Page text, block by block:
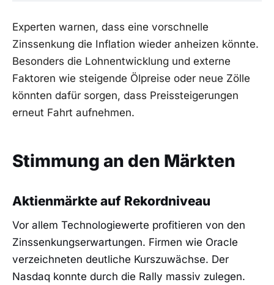
Experten warnen, dass eine vorschnelle
Zinssenkung die Inflation wieder anheizen könnte.
Besonders die Lohnentwicklung und externe
Faktoren wie steigende Ölpreise oder neue Zölle
könnten dafür sorgen, dass Preissteigerungen
erneut Fahrt aufnehmen.
Stimmung an den Märkten
Aktienmärkte auf Rekordniveau
Vor allem Technologiewerte profitieren von den
Zinssenkungserwartungen. Firmen wie Oracle
verzeichneten deutliche Kurszuwächse. Der
Nasdaq konnte durch die Rally massiv zulegen.